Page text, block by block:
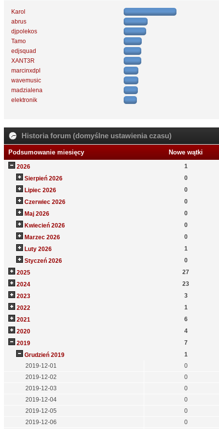
Karol
abrus
djpolekos
Tamo
edjsquad
XANT3R
marcinxdpl
wavemusic
madzialena
elektronik
Historia forum (domyślne ustawienia czasu)
Podsumowanie miesięcy Nowe wątki
2026
1
Sierpień 2026
0
Lipiec 2026
0
Czerwiec 2026
0
Maj 2026
0
Kwiecień 2026
0
Marzec 2026
0
Luty 2026
1
Styczeń 2026
0
2025
27
2024
23
2023
3
2022
1
2021
6
2020
4
2019
7
Grudzień 2019
1
2019-12-01
0
2019-12-02
0
2019-12-03
0
2019-12-04
0
2019-12-05
0
2019-12-06
0